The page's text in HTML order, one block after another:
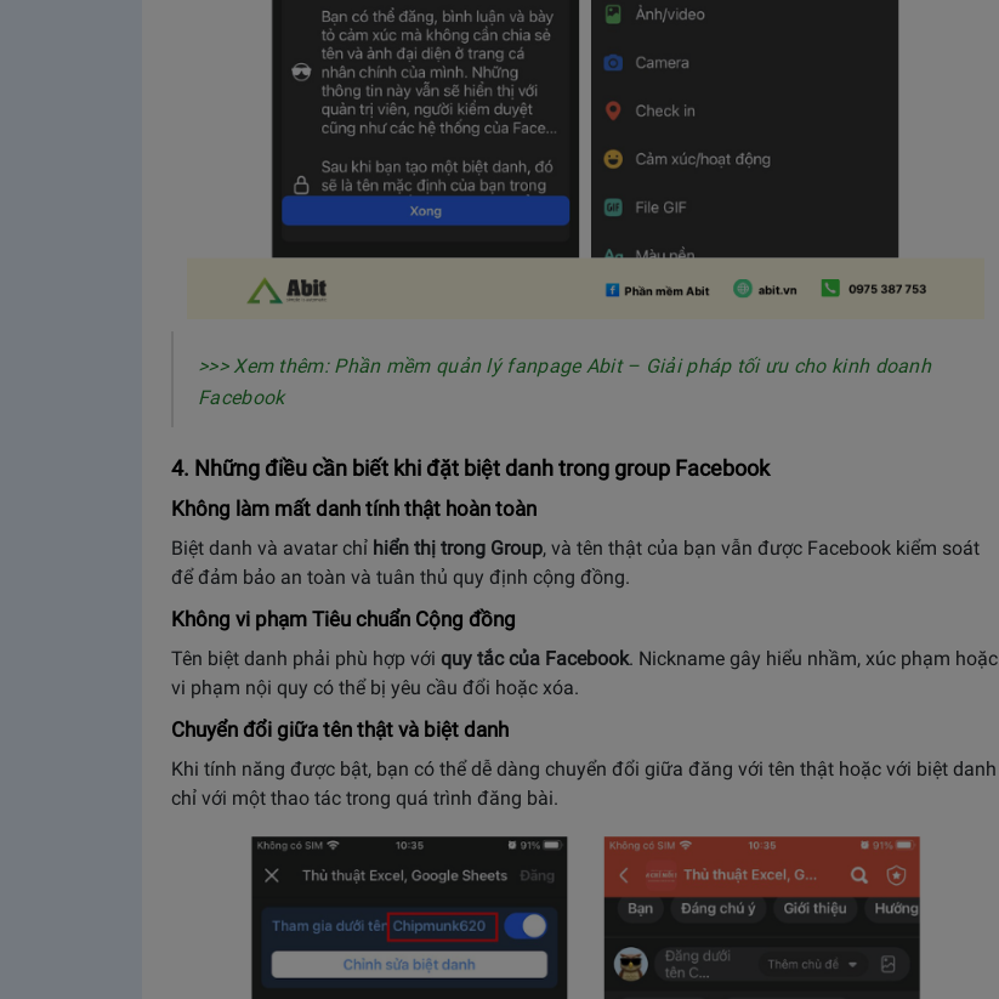
>>> Xem thêm: Phần mềm quản lý fanpage Abit – Giải pháp tối ưu cho kinh doanh
Facebook
4. Những điều cần biết khi đặt biệt danh trong group Facebook
Không làm mất danh tính thật hoàn toàn
Biệt danh và avatar chỉ hiển thị trong Group, và tên thật của bạn vẫn được Facebook kiểm soát
để đảm bảo an toàn và tuân thủ quy định cộng đồng.
Không vi phạm Tiêu chuẩn Cộng đồng
Tên biệt danh phải phù hợp với quy tắc của Facebook. Nickname gây hiểu nhầm, xúc phạm hoặc
vi phạm nội quy có thể bị yêu cầu đổi hoặc xóa.
Chuyển đổi giữa tên thật và biệt danh
Khi tính năng được bật, bạn có thể dễ dàng chuyển đổi giữa đăng với tên thật hoặc với biệt danh
chỉ với một thao tác trong quá trình đăng bài.